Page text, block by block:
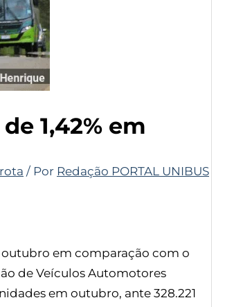
1,42% em
/ Por Redação PORTAL UNIBUS
outubro em comparação com o
de Veículos Automotores
em outubro, ante 328.221